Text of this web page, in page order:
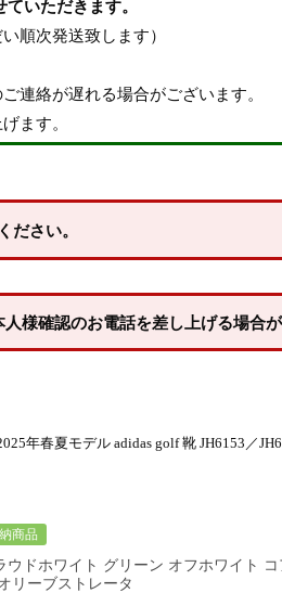
いただきます。
順次発送致します）
連絡が遅れる場合がございます。
ます。
ださい。
様確認のお電話を差し上げる場合が
年春夏モデル adidas golf 靴 JH6153／
商品
ウドホワイト グリーン オフホワイト
リーブストレータ